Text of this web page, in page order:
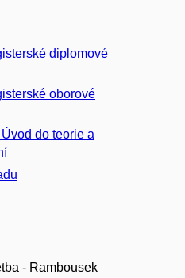
diplomové
oborové
do teorie a
- Rambousek